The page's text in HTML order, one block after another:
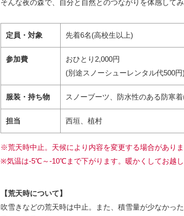
そんな夜の森で、自分と自然とのつながりを体感して
定員・対象 先着6名(高校生以上)
参加費
おひとり2,000円
(別途スノーシューレンタル代500円)
服装・持ち物 スノーブーツ、防水性のある防寒
担当 西垣、植村
※荒天時中止。天候により内容を変更する場合がありま
※気温は-5℃～-10℃まで下がります。暖かくしてお越し
【荒天時について】
吹雪きなどの荒天時は中止。また、積雪量が少なかっ